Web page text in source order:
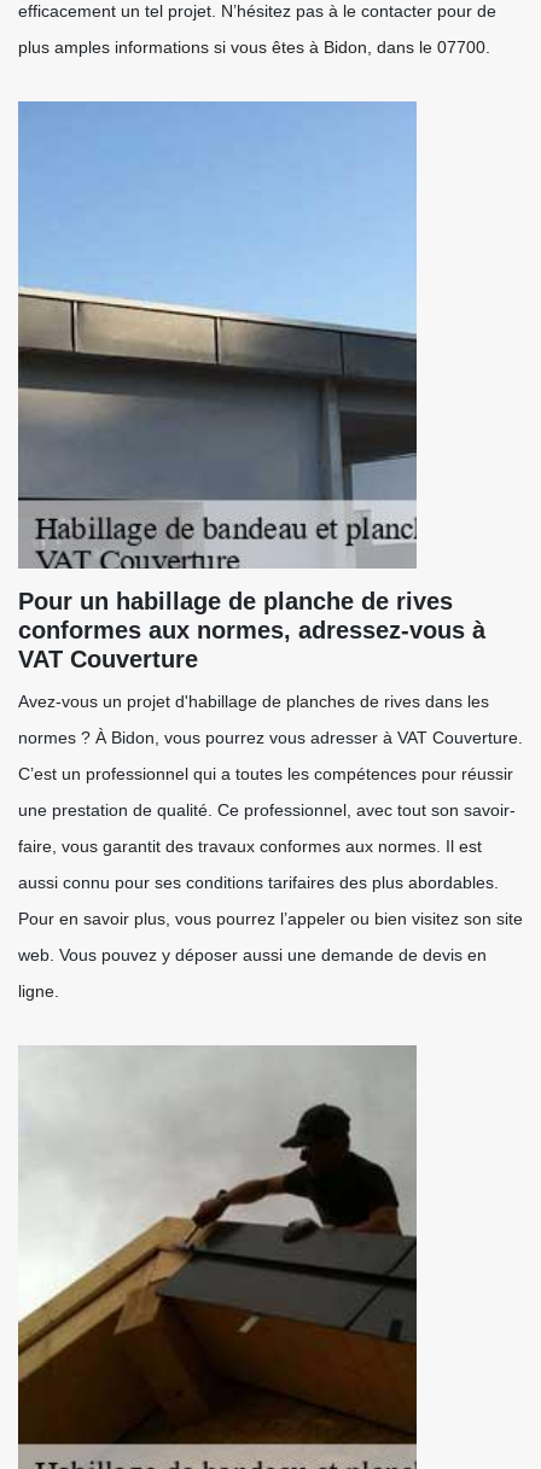
efficacement un tel projet. N’hésitez pas à le contacter pour de
plus amples informations si vous êtes à Bidon, dans le 07700.
Pour un habillage de planche de rives
conformes aux normes, adressez-vous à
VAT Couverture
Avez-vous un projet d'habillage de planches de rives dans les
normes ? À Bidon, vous pourrez vous adresser à VAT Couverture.
C’est un professionnel qui a toutes les compétences pour réussir
une prestation de qualité. Ce professionnel, avec tout son savoir-
faire, vous garantit des travaux conformes aux normes. Il est
aussi connu pour ses conditions tarifaires des plus abordables.
Pour en savoir plus, vous pourrez l’appeler ou bien visitez son site
web. Vous pouvez y déposer aussi une demande de devis en
ligne.